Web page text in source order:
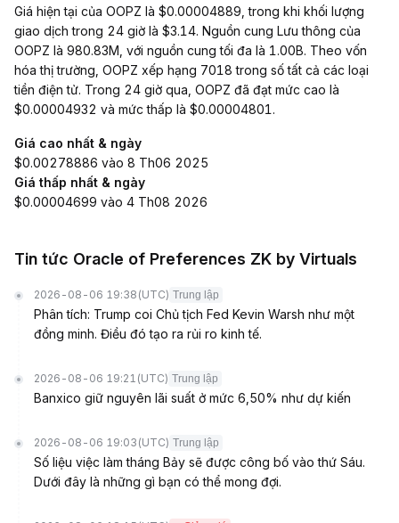
Giá hiện tại của OOPZ là $0.00004889, trong khi khối lượng
giao dịch trong 24 giờ là $3.14. Nguồn cung Lưu thông của
OOPZ là 980.83M, với nguồn cung tối đa là 1.00B. Theo vốn
hóa thị trường, OOPZ xếp hạng 7018 trong số tất cả các loại
tiền điện tử. Trong 24 giờ qua, OOPZ đã đạt mức cao là
$0.00004932 và mức thấp là $0.00004801.
Giá cao nhất & ngày
$0.00278886 vào 8 Th06 2025
Giá thấp nhất & ngày
$0.00004699 vào 4 Th08 2026
Tin tức Oracle of Preferences ZK by Virtuals
2026-08-06 19:38 (UTC) Trung lập
Phân tích: Trump coi Chủ tịch Fed Kevin Warsh như một
đồng minh. Điều đó tạo ra rủi ro kinh tế.
2026-08-06 19:21 (UTC) Trung lập
Banxico giữ nguyên lãi suất ở mức 6,50% như dự kiến
2026-08-06 19:03 (UTC) Trung lập
Số liệu việc làm tháng Bảy sẽ được công bố vào thứ Sáu.
Dưới đây là những gì bạn có thể mong đợi.